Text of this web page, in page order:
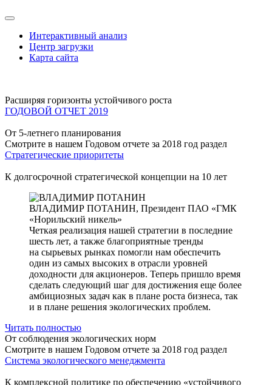
Интерактивный анализ
Центр загрузки
Карта сайта
Расширяя горизонты устойчивого роста
ГОДОВОЙ ОТЧЕТ 2019
От 5-летнего планирования
Смотрите в нашем Годовом отчете за 2018 год раздел
Стратегические приоритеты
К долгосрочной стратегической концепции на 10 лет
ВЛАДИМИР ПОТАНИН, Президент ПАО «ГМК
«Норильский никель»
Четкая реализация нашей стратегии в последние
шесть лет, а также благоприятные тренды
на сырьевых рынках помогли нам обеспечить
один из самых высоких в отрасли уровней
доходности для акционеров. Теперь пришло время
сделать следующий шаг для достижения еще более
амбициозных задач как в плане роста бизнеса, так
и в плане решения экологических проблем.
Читать полностью
От соблюдения экологических норм
Смотрите в нашем Годовом отчете за 2018 год раздел
Система экологического менеджмента
К комплексной политике по обеспечению «устойчивого